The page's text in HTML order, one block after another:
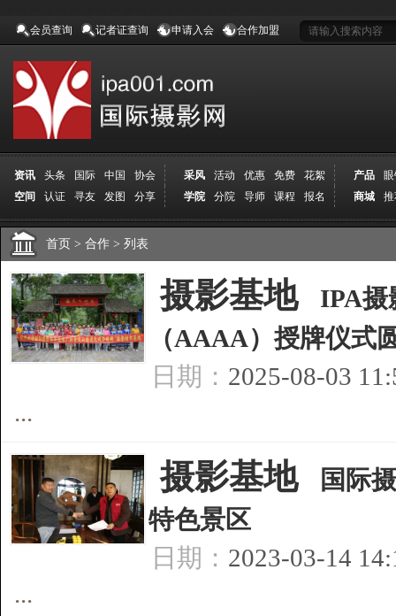
会员查询 记者证查询 申请入会 合作加盟
资讯 头条 国际 中国 协会 采风 活动 优惠 免费 花絮 产品
空间
认证 寻友 发图 分享 学院 分院 导师 课程 报名 商城
首页 > 合作 > 列表
[摄影基地]
IPA
（AAAA）授牌仪式
日期： 2025-08-03
...
[摄影基地]
国际
特色景区
日期： 2023-03-14
...